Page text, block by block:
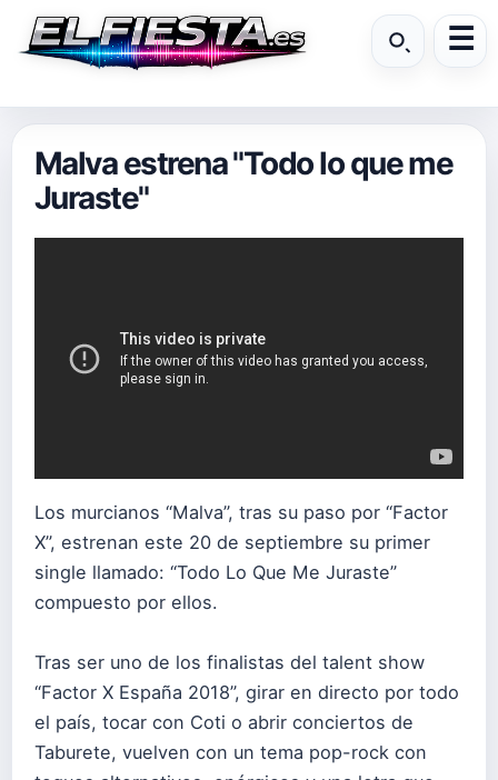
Malva estrena "Todo lo que me
Juraste"
Los murcianos “Malva”, tras su paso por “Factor
X”, estrenan este 20 de septiembre su primer
single llamado: “Todo Lo Que Me Juraste”
compuesto por ellos.
Tras ser uno de los finalistas del talent show
“Factor X España 2018”, girar en directo por todo
el país, tocar con Coti o abrir conciertos de
Taburete, vuelven con un tema pop-rock con